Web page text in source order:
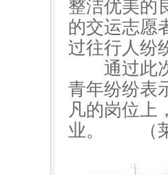
整洁优美的
的交运志愿
过往行人纷
通过此次
青年纷纷表
凡的岗位上
业。
（莱